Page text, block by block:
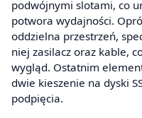
podwójnymi slotami, co
potwora wydajności.
oddzielna przestrzeń,
niej zasilacz oraz kable,
wygląd. Ostatnim
dwie kieszenie na dyski
podpięcia.